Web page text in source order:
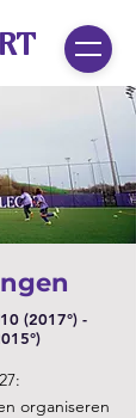
(2017°) -
:
organiseren